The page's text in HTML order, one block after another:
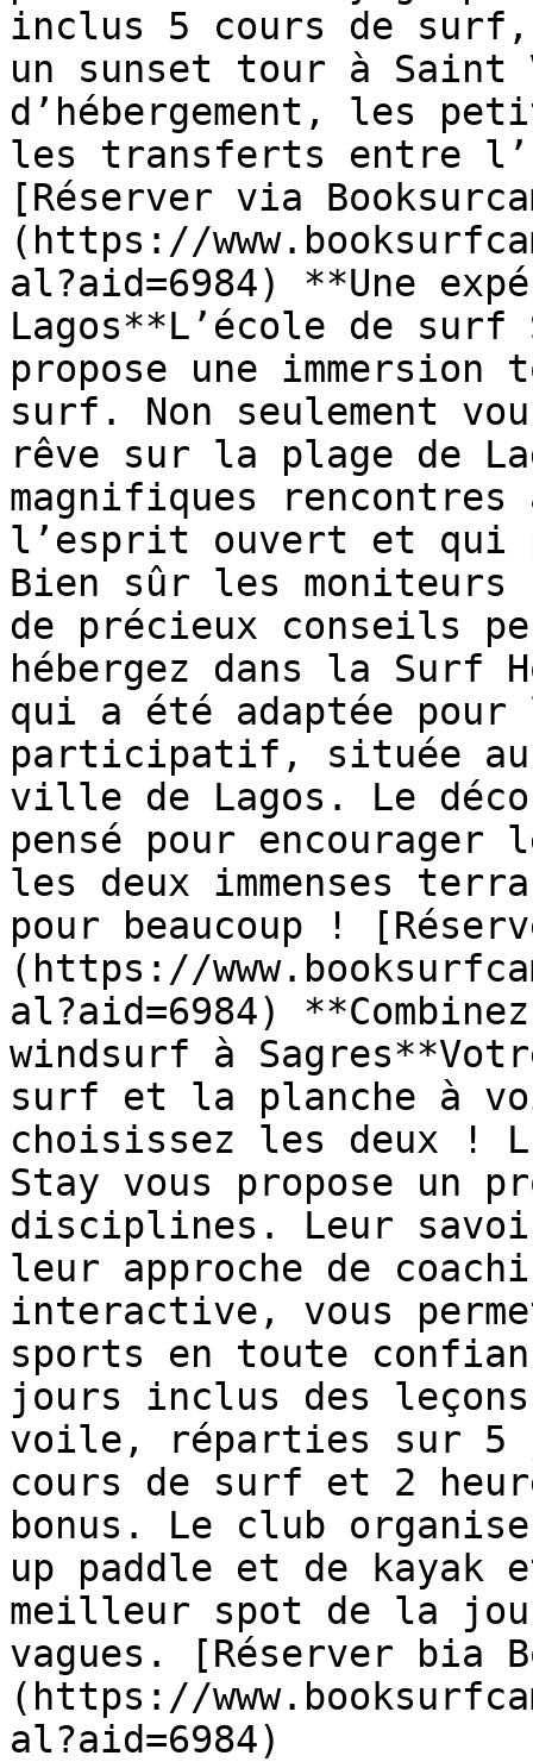
inclus 5 cours de
un sunset tour à Saint
d’hébergement, les
les transferts entre
[Réserver via
(https://
al?aid=6984) **Une
Lagos**L’école de surf
propose une
surf. Non seulement
rêve sur la plage de
magnifiques rencontres
l’esprit ouvert et qui
Bien sûr les moniteurs
de précieux conseils
hébergez dans la Surf
qui a été adaptée pour
participatif, située
ville de Lagos. Le
pensé pour
les deux immenses
pour beaucoup !
(https://
al?aid=6984)
windsurf à
surf et la planche à
choisissez les deux !
Stay vous propose un
disciplines. Leur
leur approche de
interactive, vous
sports en toute
jours inclus des
voile, réparties sur 5
cours de surf et 2
bonus. Le club
up paddle et de
meilleur spot de la
vagues. [Réserver bia
(https://
al?aid=6984)